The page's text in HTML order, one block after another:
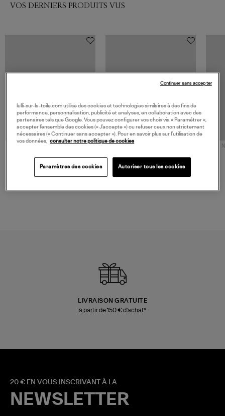
VOS DERNIERS PRODUITS VUS
Sac Bobi S Cuir Lamé
Champagne
Mocassins Killian Sport
Mousse
LIVRAISON GRATUITE
à partir de 150 € d'achat*
20 € EN VOUS INSCRIVANT À LA
NEWSLETTER
lulli-sur-la-toile.com utilise des cookies et technologies similaires à des fins de
performance, personnalisation, publicité et analyses, en collaboration avec des
partenaires tels que Google. Vous pouvez configurer vos choix via « Paramétrer »,
accepter l’ensemble des cookies (« J’accepte ») ou refuser ceux non strictement
nécessaires (« Continuer sans accepter »). Pour en savoir plus sur l’utilisation de
vos données,
consulter notre politique de cookies
Paramètres des cookies Autoriser tous les cookies
Continuer sans accepter